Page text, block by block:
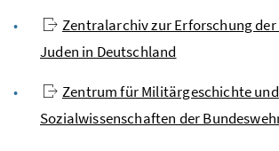
Zentralarchiv zur Erforschung der
Juden in Deutschland
Zentrum für Militärgeschichte und
Sozialwissenschaften der